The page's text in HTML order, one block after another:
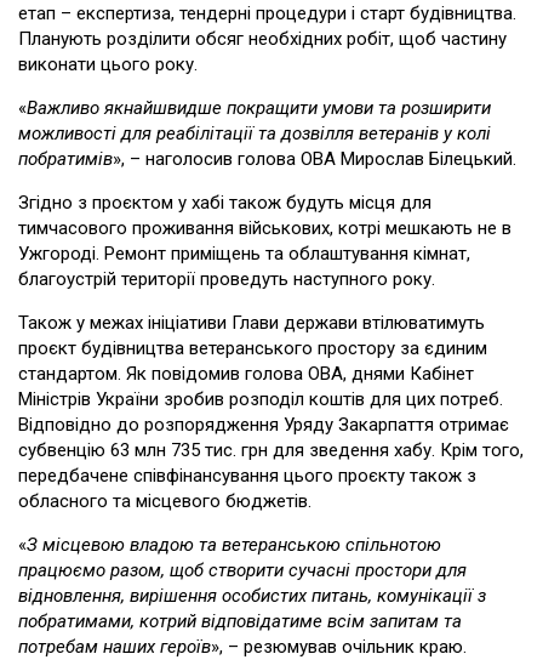
етап – експертиза, тендерні процедури і старт будівництва.
Планують розділити обсяг необхідних робіт, щоб частину
виконати цього року.
«Важливо якнайшвидше покращити умови та розширити
можливості для реабілітації та дозвілля ветеранів у колі
побратимів», – наголосив голова ОВА Мирослав Білецький.
Згідно з проєктом у хабі також будуть місця для
тимчасового проживання військових, котрі мешкають не в
Ужгороді. Ремонт приміщень та облаштування кімнат,
благоустрій території проведуть наступного року.
Також у межах ініціативи Глави держави втілюватимуть
проєкт будівництва ветеранського простору за єдиним
стандартом. Як повідомив голова ОВА, днями Кабінет
Міністрів України зробив розподіл коштів для цих потреб.
Відповідно до розпорядження Уряду Закарпаття отримає
субвенцію 63 млн 735 тис. грн для зведення хабу. Крім того,
передбачене співфінансування цього проєкту також з
обласного та місцевого бюджетів.
«З місцевою владою та ветеранською спільнотою
працюємо разом, щоб створити сучасні простори для
відновлення, вирішення особистих питань, комунікації з
побратимами, котрий відповідатиме всім запитам та
потребам наших героїв», – резюмував очільник краю.